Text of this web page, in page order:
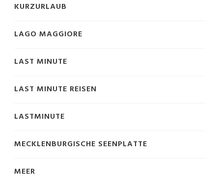
KURZURLAUB
LAGO MAGGIORE
LAST MINUTE
LAST MINUTE REISEN
LASTMINUTE
MECKLENBURGISCHE SEENPLATTE
MEER